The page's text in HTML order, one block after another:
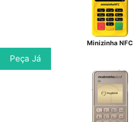
Minizinha NFC
Peça Já